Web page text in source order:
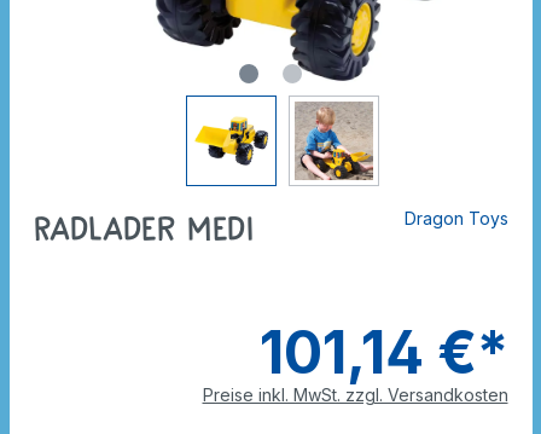
Radlader medi Dragon Toys
101,14 €*
Preise inkl. MwSt. zzgl. Versandkosten